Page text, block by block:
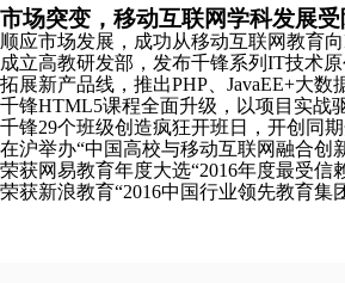
2019年崛起
发布教研成果，成立“锋云智慧”
合肥、沈阳、太原分公司成立
千锋教研院“C-Plus”战略发布会在京成功